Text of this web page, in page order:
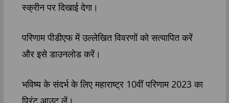
स्क्रीन पर दिखाई देगा।
परिणाम पीडीएफ में उल्लेखित विवरणों को सत्यापित करें
और इसे डाउनलोड करें।
भविष्य के संदर्भ के लिए महाराष्ट्र 10वीं परिणाम 2023 का
प्रिंट आउट लें।